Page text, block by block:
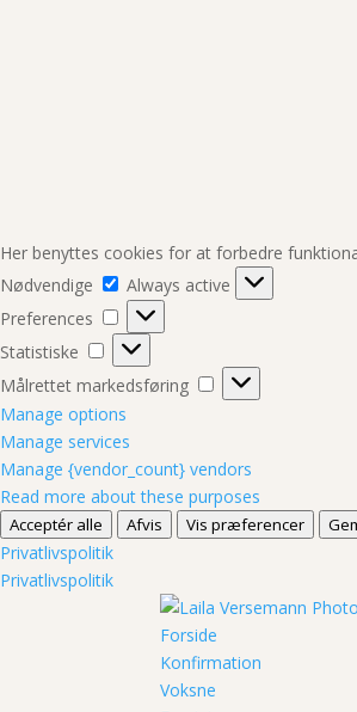
Her benyttes cookies for at forbedre
Nødvendige
Nødvendige
Always active
Preferences
Preferences
Statistiske
Statistiske
Målrettet markedsføring
Målrettet
markedsføring
Manage options
Manage services
Manage {vendor_count} vendors
Read more about these purposes
Acceptér alle Afvis Vis præferencer
Privatlivspolitik
Privatlivspolitik
Forside
Konfirmation
Voksne